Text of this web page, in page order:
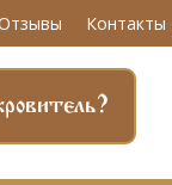
Контакты